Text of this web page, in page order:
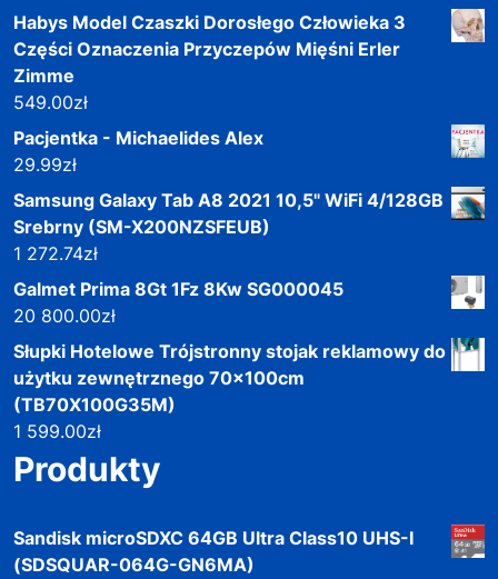
Habys Model Czaszki Dorosłego Człowieka 3
Części Oznaczenia Przyczepów Mięśni Erler
Zimme
549.00zł
Pacjentka - Michaelides Alex
29.99zł
Samsung Galaxy Tab A8 2021 10,5" WiFi 4/128GB
Srebrny (SM-X200NZSFEUB)
1 272.74zł
Galmet Prima 8Gt 1Fz 8Kw SG000045
20 800.00zł
Słupki Hotelowe Trójstronny stojak reklamowy do
użytku zewnętrznego 70x100cm
(TB70X100G35M)
1 599.00zł
Produkty
Sandisk microSDXC 64GB Ultra Class10 UHS-I
(SDSQUAR-064G-GN6MA)